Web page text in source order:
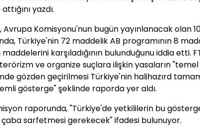
yazdı.
Avrupa Komisyonu'nun bugün yayınlanacak olan
Türkiye'nin 72 maddelik AB programının 8
karşıladığının bulunduğunu iddia etti.
ve organize suçlara ilişkin yasaların "temel
gözden geçirilmesi Türkiye'nin halihazırd
gösterge" şeklinde raporda yer aldı.
raporunda, "Türkiye'de yetkililerin bu
çaba sarfetmesi gerekecek" ifadesi bulunuyor.